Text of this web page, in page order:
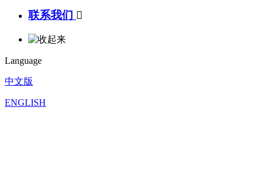
联系我们 
Language
中文版
ENGLISH